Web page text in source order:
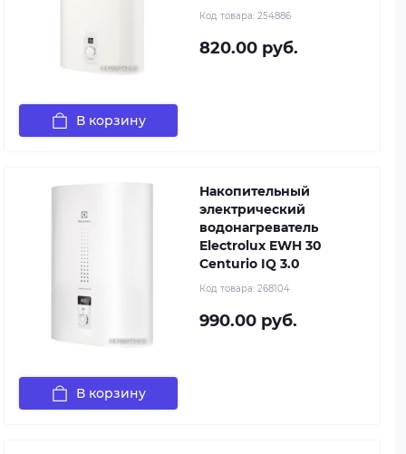
Код товара: 254886
820.00 руб.
В корзину
Накопительный
электрический
водонагреватель
Electrolux EWH 30
Centurio IQ 3.0
Код товара: 268104
990.00 руб.
В корзину